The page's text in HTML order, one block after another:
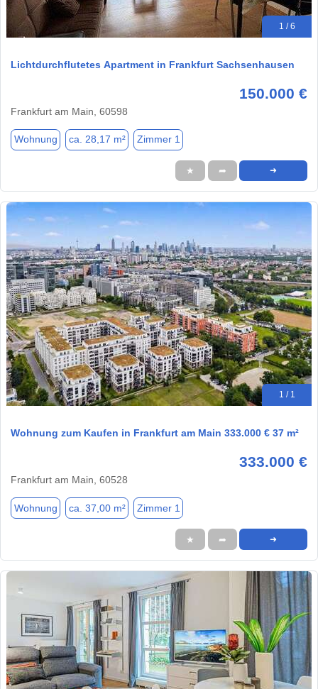
1 / 6
Lichtdurchflutetes Apartment in Frankfurt Sachsenhausen
150.000 €
Frankfurt am Main, 60598
Wohnung ca. 28,17 m² Zimmer 1
★ ➦ ➜
1 / 1
Wohnung zum Kaufen in Frankfurt am Main 333.000 € 37 m²
333.000 €
Frankfurt am Main, 60528
Wohnung ca. 37,00 m² Zimmer 1
★ ➦ ➜